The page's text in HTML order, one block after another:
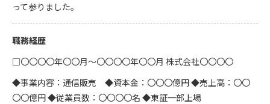
って参りました。
職務経歴
□〇〇〇〇年〇〇月～〇〇〇〇年〇〇月 株式会社〇〇〇〇
◆事業内容：通信販売 ◆資本金：〇〇〇億円 ◆売上高：〇〇
〇〇億円 ◆従業員数：〇〇〇〇名 ◆東証一部上場